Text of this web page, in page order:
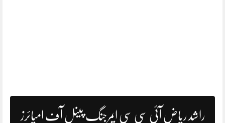
راشد ریاض آئی سی سی ایمرجنگ پینل آف امپائرز